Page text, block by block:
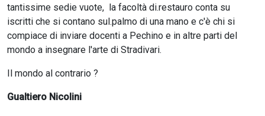
tantissime sedie vuote, la facoltà di.restauro conta su
iscritti che si contano sul.palmo di una mano e c'è chi si
compiace di inviare docenti a Pechino e in altre parti del
mondo a insegnare l'arte di Stradivari.
Il mondo al contrario ?
Gualtiero Nicolini